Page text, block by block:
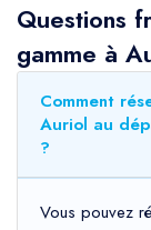
Questions
gamme à
Comment
Auriol au
?
Vous pouvez